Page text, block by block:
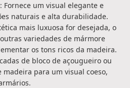
Fornece um visual elegante e
naturais e alta durabilidade.
mais luxuosa for desejada, o
variedades de mármore
os tons ricos da madeira.
de bloco de açougueiro ou
para um visual coeso,